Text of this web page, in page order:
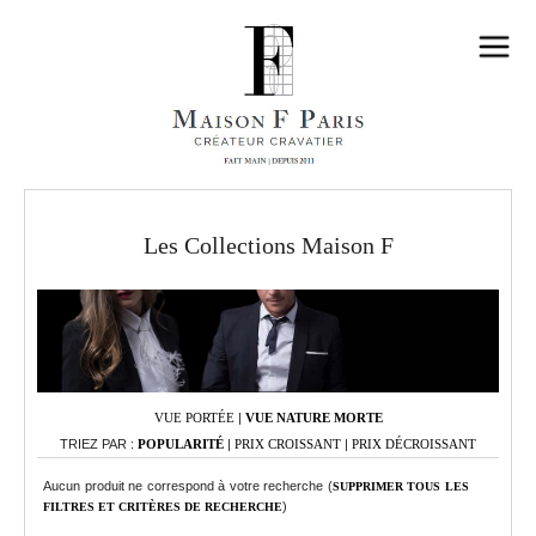
Les Collections Maison F
VUE PORTÉE| VUE NATURE MORTE
TRIEZ PAR : POPULARITÉ PRIX CROISSANT PRIX DÉCROISSANT
Aucun produit ne correspond à votre recherche (SUPPRIMER TOUS LES
FILTRES ET CRITÈRES DE RECHERCHE)